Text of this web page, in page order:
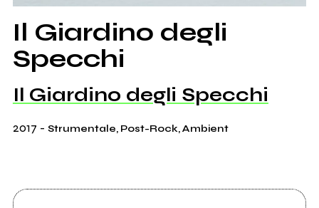
Il Giardino degli
Specchi
Il Giardino degli Specchi
2017 - Strumentale, Post-Rock, Ambient